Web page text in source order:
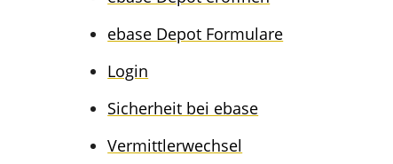
ebase Depot Formulare
Login
Sicher­heit bei ebase
Vermitt­ler­wech­sel